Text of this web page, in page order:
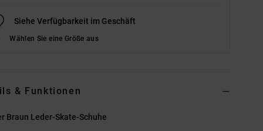
Siehe Verfügbarkeit im Geschäft
Wählen Sie eine Größe aus
& Funktionen
Braun Leder-Skate-Schuhe